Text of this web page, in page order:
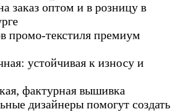
заказ оптом и в розницу в
промо-текстиля премиум
устойчивая к износу и
фактурная вышивка
дизайнеры помогут создать